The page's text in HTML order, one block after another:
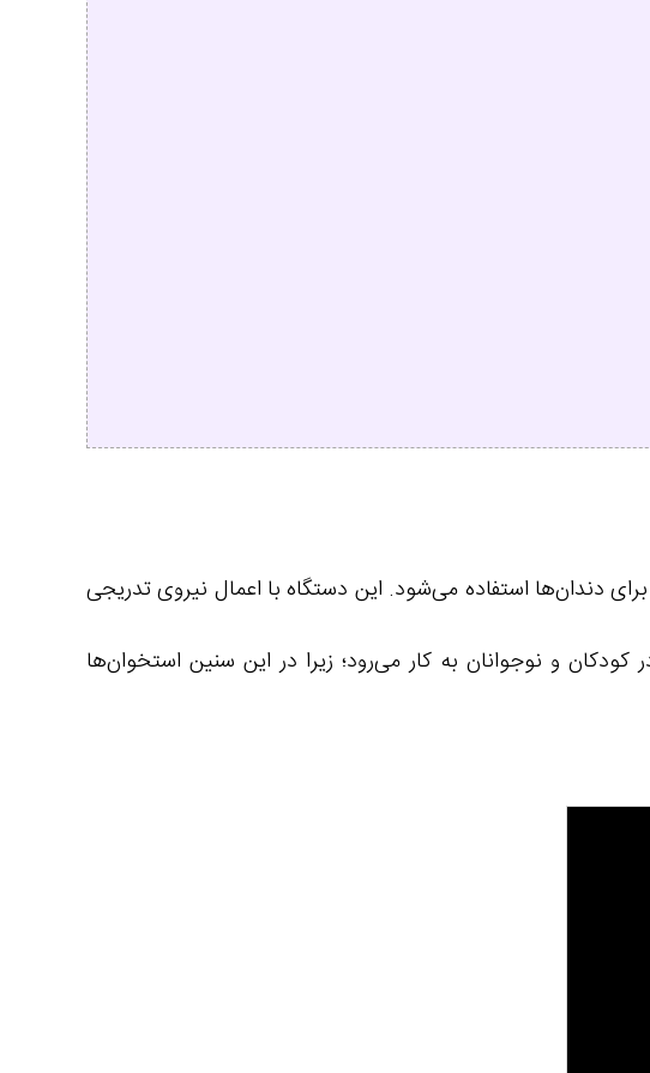
دندان‌ها استفاده می‌شود. این دستگاه با اعمال نیروی تدریجی
و نوجوانان به کار می‌رود؛ زیرا در این سنین استخوان‌ها